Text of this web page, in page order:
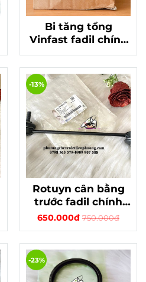
Bi tăng tổng
Vinfast fadil chính
hãng GM mã
55505526
Rotuyn cân bằng
trước fadil chính
hãng gm 95167261
650.000đ 750.000đ
-13%
-23%